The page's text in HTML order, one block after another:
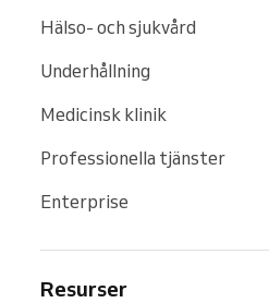
Hälso- och sjukvård
Underhållning
Medicinsk klinik
Professionella tjänster
Enterprise
Resurser